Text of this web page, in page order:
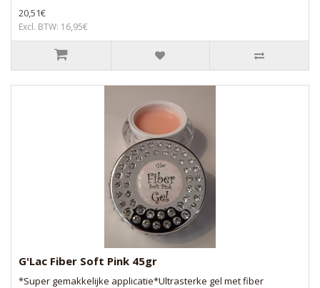
20,51€
Excl. BTW: 16,95€
G'Lac Fiber Soft Pink 45gr
*Super gemakkelijke applicatie*Ultrasterke gel met fiber